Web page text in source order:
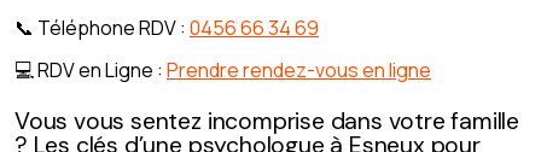
📞 Téléphone RDV : 0456 66 34 69
💻 RDV en Ligne : Prendre rendez-vous en ligne
Vous vous sentez incomprise dans votre famille
? Les clés d’une psychologue à Esneux pour